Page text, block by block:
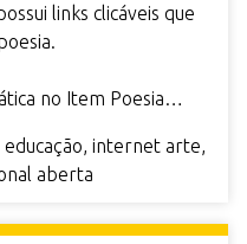
links clicáveis que
no Item Poesia…
educação internet arte
aberta